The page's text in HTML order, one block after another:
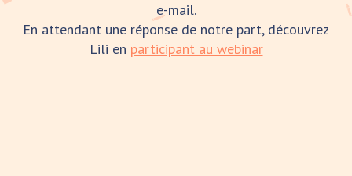
e-mail.
En attendant une réponse de notre part, découvrez
Lili en participant au webinar